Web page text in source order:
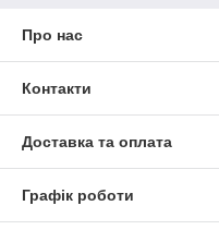
Про нас
Контакти
Доставка та оплата
Графік роботи